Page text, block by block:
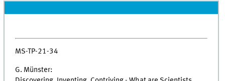
MS-TP-21-34
G. Münster: